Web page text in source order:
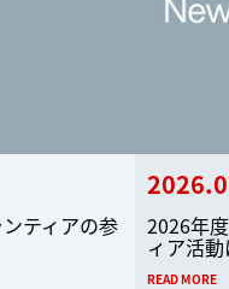
ティアの参 2026年
ィア活
READ MORE